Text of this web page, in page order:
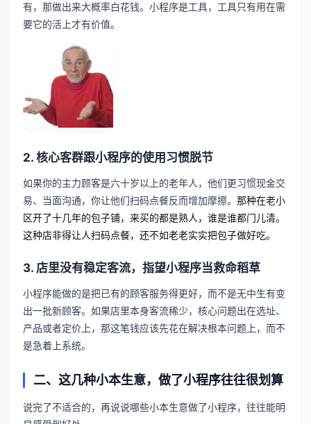
有，那做出来大概率白花钱。小程序是工具，工具只有用在需
要它的活上才有价值。
2. 核心客群跟小程序的使用习惯脱节
如果你的主力顾客是六十岁以上的老年人，他们更习惯现金交
易、当面沟通，你让他们扫码点餐反而增加摩擦。 那种在老小
区开了十几年的包子铺，来买的都是熟人，谁是谁都门儿清。
这种店非得让人扫码点餐，还不如老老实实把包子做好吃。
3. 店里没有稳定客流，指望小程序当救命稻草
小程序能做的是把已有的顾客服务得更好，而不是无中生有变
出一批新顾客。如果店里本身客流稀少，核心问题出在选址、
产品或者定价上，那这笔钱应该先花在解决根本问题上，而不
是急着上系统。
二、这几种小本生意，做了小程序往往很划算
说完了不适合的，再说说哪些小本生意做了小程序，往往能明